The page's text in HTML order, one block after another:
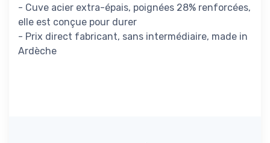
- Cuve acier extra-épais, poignées 28% renforcées,
elle est conçue pour durer
- Prix direct fabricant, sans intermédiaire, made in
Ardèche